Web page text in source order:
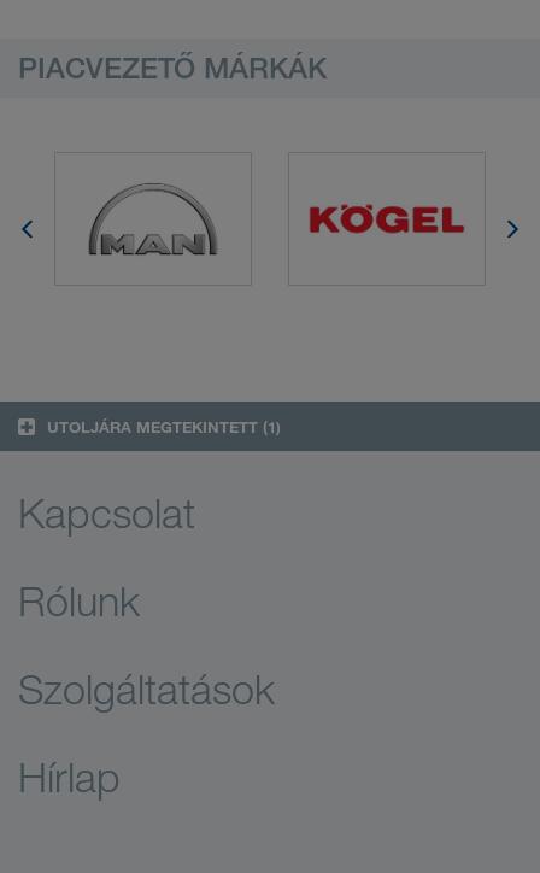
PIACVEZETŐ MÁRKÁK
UTOLJÁRA MEGTEKINTETT (1)
Kapcsolat
Rólunk
Szolgáltatások
Hírlap